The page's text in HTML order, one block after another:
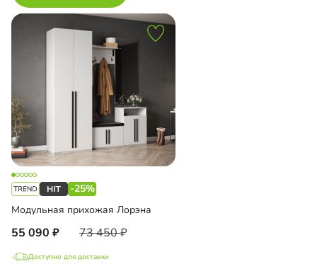
-25%
Модульная прихожая Лорэна
55 090 73 450
Доступно для доставки